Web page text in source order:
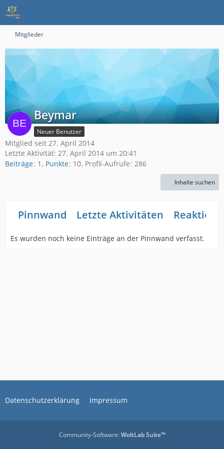
Mitglieder
Beymar
Neuer Benutzer
Mitglied seit 27. April 2014
Letzte Aktivität: 27. April 2014 um 20:41
Beiträge 1 Punkte 10 Profil-Aufrufe 286
Inhalte suchen
Pinnwand Letzte Aktivitäten
Es wurden noch keine Einträge an der Pinnwand verfasst.
Datenschutzerklärung Impressum
Community-Software:WoltLab Suite™